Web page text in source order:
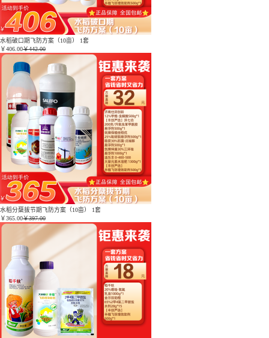
水稻破口期飞防方案（10亩） 1套
￥406.00￥442.00
水稻分蘖拔节期飞防方案（10亩） 1套
￥365.00￥397.00